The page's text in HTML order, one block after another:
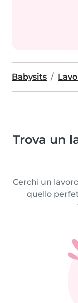
Babysits
Trova un
Cerchi un
quello